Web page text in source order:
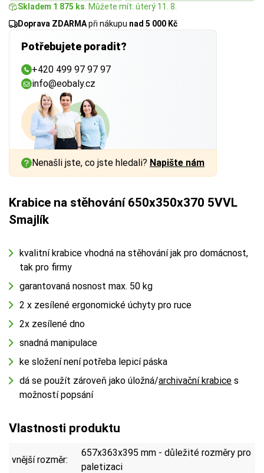
Skladem 1 875 ks . Můžete mít: úterý 11. 8.
Doprava ZDARMApři nákupu nad 5 000 Kč
Potřebujete poradit?
+420 499 97 97 97
info@eobaly.cz
Nenašli jste, co jste hledali? Napište nám
Krabice na stěhování 650x350x370 5VVL
Smajlík
kvalitní krabice vhodná na stěhování jak pro domácnost,
tak pro firmy
garantovaná nosnost max. 50 kg
2 x zesílené ergonomické úchyty pro ruce
2x zesílené dno
snadná manipulace
ke složení není potřeba lepicí páska
dá se použít zároveň jako úložná/archivační krabice s
možností popsání
Vlastnosti produktu
vnější rozměr:
657x363x395 mm - důležité rozměry pro
paletizaci